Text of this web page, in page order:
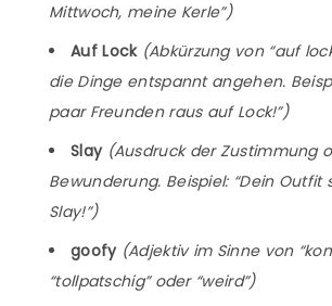
Mittwoch, meine Kerle”)
Auf Lock (Abkürzung von “auf
die Dinge entspannt angehen.
paar Freunden raus auf Lock!”)
Slay (Ausdruck der Zustimmung
Bewunderung. Beispiel: “Dein Outfit
Slay!”)
goofy (Adjektiv im Sinne von
“tollpatschig” oder “weird”)